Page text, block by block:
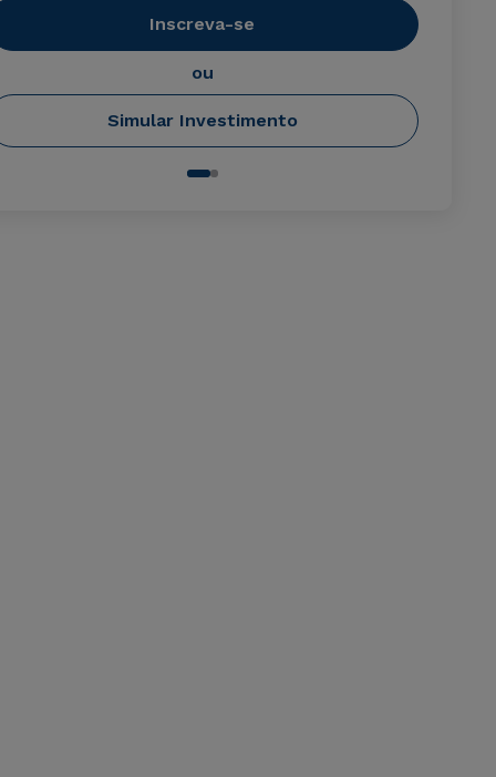
Inscreva-se
ou
Simular Investimento